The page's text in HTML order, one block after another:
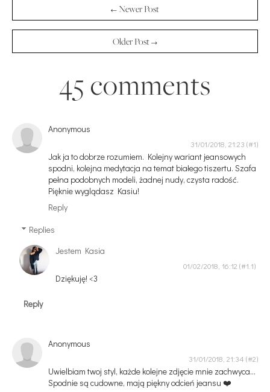
← Newer Post
Older Post →
45 comments
Anonymous
31/01/2018, 21:23
Jak ja to dobrze rozumiem. Kolejny wariant jeansowych
spodni, kolejna medytacja na temat białego tiszertu. Szafa
pełna podobnych modeli, żadnej nudy, czysta radość.
Pięknie wyglądasz Kasiu!
Reply
Replies
Jestem Kasia
01/02/2018, 16:12
Dziękuję! <3
Reply
Anonymous
31/01/2018, 21:34
Uwielbiam twoj styl, każde kolejne zdjęcie mnie zachwyca...
Spodnie są cudowne, mają piękny odcień jeansu ❤️